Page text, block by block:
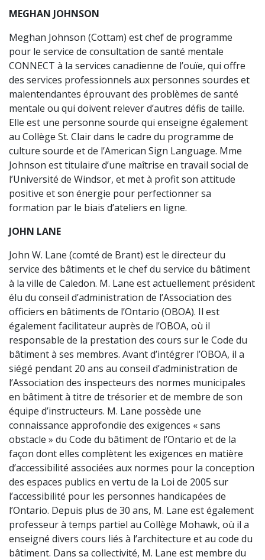
MEGHAN JOHNSON
Meghan Johnson (Cottam) est chef de programme
pour le service de consultation de santé mentale
CONNECT à la services canadienne de l’ouïe, qui offre
des services professionnels aux personnes sourdes et
malentendantes éprouvant des problèmes de santé
mentale ou qui doivent relever d’autres défis de taille.
Elle est une personne sourde qui enseigne également
au Collège St. Clair dans le cadre du programme de
culture sourde et de l’American Sign Language. Mme
Johnson est titulaire d’une maîtrise en travail social de
l’Université de Windsor, et met à profit son attitude
positive et son énergie pour perfectionner sa
formation par le biais d’ateliers en ligne.
JOHN LANE
John W. Lane (comté de Brant) est le directeur du
service des bâtiments et le chef du service du bâtiment
à la ville de Caledon. M. Lane est actuellement président
élu du conseil d’administration de l’Association des
officiers en bâtiments de l’Ontario (OBOA). Il est
également facilitateur auprès de l’OBOA, où il
responsable de la prestation des cours sur le Code du
bâtiment à ses membres. Avant d’intégrer l’OBOA, il a
siégé pendant 20 ans au conseil d’administration de
l’Association des inspecteurs des normes municipales
en bâtiment à titre de trésorier et de membre de son
équipe d’instructeurs. M. Lane possède une
connaissance approfondie des exigences « sans
obstacle » du Code du bâtiment de l’Ontario et de la
façon dont elles complètent les exigences en matière
d’accessibilité associées aux normes pour la conception
des espaces publics en vertu de la Loi de 2005 sur
l’accessibilité pour les personnes handicapées de
l’Ontario. Depuis plus de 30 ans, M. Lane est également
professeur à temps partiel au Collège Mohawk, où il a
enseigné divers cours liés à l’architecture et au code du
bâtiment. Dans sa collectivité, M. Lane est membre du